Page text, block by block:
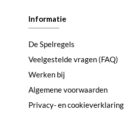
Informatie
De Spelregels
Veelgestelde vragen (FAQ)
Werken bij
Algemene voorwaarden
Privacy- en cookieverklaring